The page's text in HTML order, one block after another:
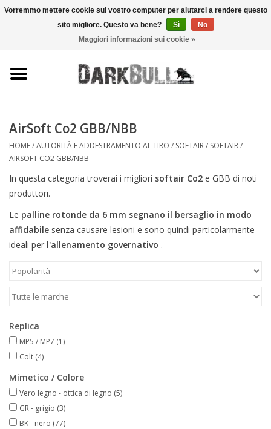
0 Articoli - €0,00
tiro
all'aperto
equipaggiamento tattico
Ottica e laser
Marche
AirSoft Co2 GBB/NBB
HOME/AUTORITÀ E ADDESTRAMENTO AL TIRO / SOFTAIR / SOFTAIR/
AIRSOFT CO2 GBB/NBB
In questa categoria troverai i migliori softair Co2 e GBB di noti
produttori.
Le palline rotonde da 6 mm segnano il bersaglio in modo
affidabile senza causare lesioni e sono quindi particolarmente
ideali per l'allenamento governativo .
Replica
MP5 / MP7 (1)
Colt (4)
Mimetico / Colore
Vero legno - ottica di legno (5)
GR - grigio (3)
BK - nero (77)
Vorremmo mettere cookie sul vostro computer per aiutarci a rendere questo
sito migliore. Questo va bene?
Sì
No
Maggiori informazioni sui cookie »